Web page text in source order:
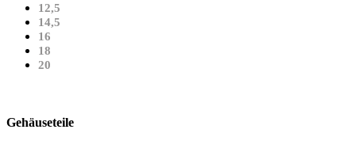
12,5
14,5
16
18
20
Gehäuseteile